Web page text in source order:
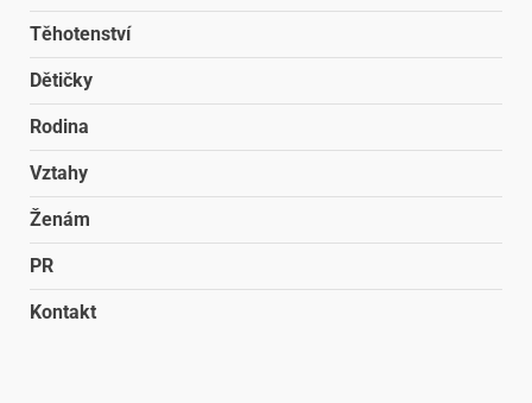
Těhotenství
Dětičky
Rodina
Vztahy
Ženám
PR
Kontakt